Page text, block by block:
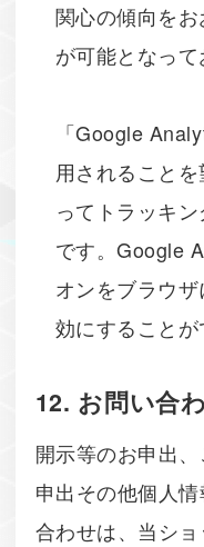
関心の傾向を
が可能となって
「Google
用されること
ってトラッキ
です。Google
オンをブラウ
効にすることが
12. お問い合
開示等のお申出
申出その他個人
合わせは、当シ